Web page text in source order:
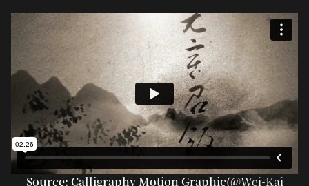
Source: Calligraphy Motion Graphic(@Wei-Kai